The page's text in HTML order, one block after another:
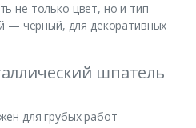
не только цвет, но и тип
— чёрный, для декоративных
шпатель
для грубых работ —